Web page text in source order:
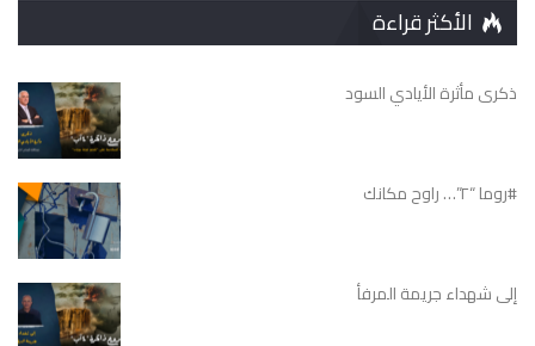
الأكثر قراءة
ذكرى مأثرة الأيادي السود
#روما “٢”… راوح مكانك
إلى شهداء جريمة المرفأ